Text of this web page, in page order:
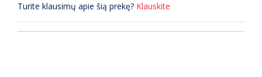
Turite klausimų apie šią prekę? Klauskite